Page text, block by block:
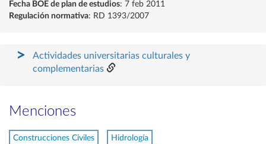
Fecha BOE de plan de estudios: 7 feb 2011
Regulación normativa: RD 1393/2007
Actividades universitarias culturales y
complementarias
Menciones
Construcciones Civiles Hidrología